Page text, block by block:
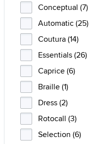
Conceptual (7)
Automatic (25)
Coutura (14)
Essentials (26)
Caprice (6)
Braille (1)
Dress (2)
Rotocall (3)
Selection (6)